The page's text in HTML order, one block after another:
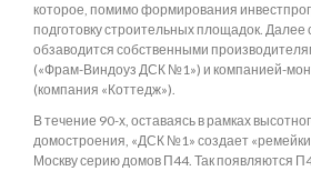
которое, помимо формирования
подготовку строительных площадок. Далее
обзаводится собственными
(«Фрам-Виндоуз ДСК №1») и компанией-
(компания «Коттедж»).
В течение 90-х, оставаясь в рамках
домостроения, «ДСК №1» создает
Москву серию домов П44. Так появляются